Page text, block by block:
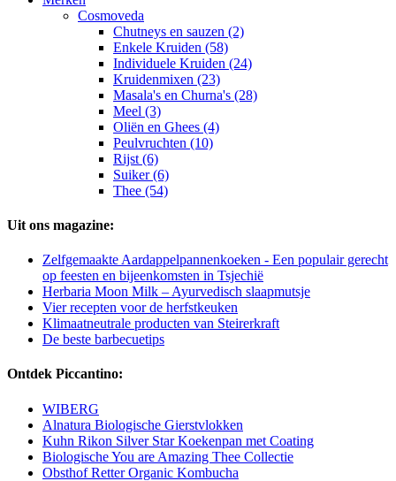
Cosmoveda
Chutneys en sauzen (2)
Enkele Kruiden (58)
Individuele Kruiden (24)
Kruidenmixen (23)
Masala's en Churna's (28)
Meel (3)
Oliën en Ghees (4)
Peulvruchten (10)
Rijst (6)
Suiker (6)
Thee (54)
Uit ons magazine:
Zelfgemaakte Aardappelpannenkoeken - Een populair gerecht
op feesten en bijeenkomsten in Tsjechië
Herbaria Moon Milk – Ayurvedisch slaapmutsje
Vier recepten voor de herfstkeuken
Klimaatneutrale producten van Steirerkraft
De beste barbecuetips
Ontdek Piccantino:
WIBERG
Alnatura Biologische Gierstvlokken
Kuhn Rikon Silver Star Koekenpan met Coating
Biologische You are Amazing Thee Collectie
Obsthof Retter Organic Kombucha